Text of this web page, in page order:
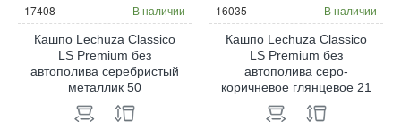
17408 В наличии
Кашпо Lechuza Classico
LS Premium без
автополива серебристый
металлик 50
16035 В наличии
Кашпо Lechuza Classico
LS Premium без
автополива серо-
коричневое глянцевое 21